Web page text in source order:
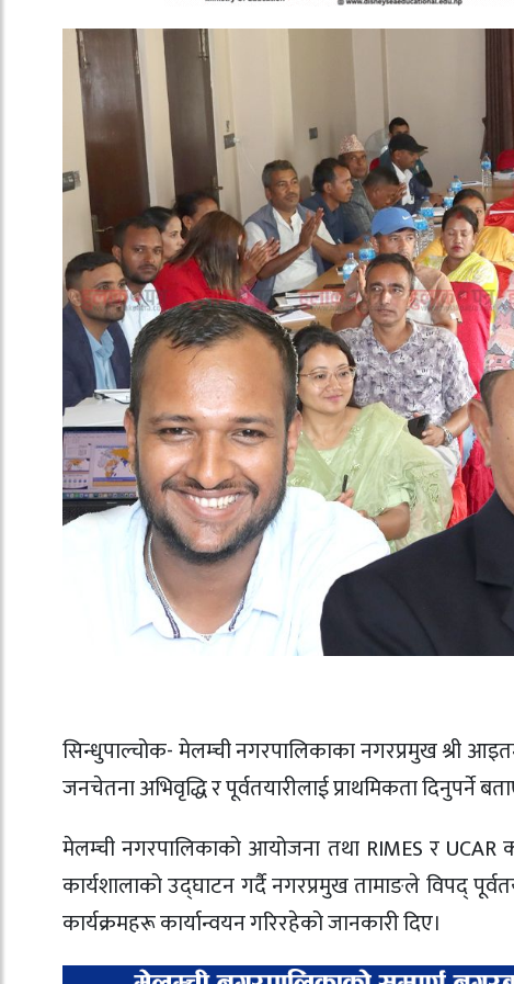
सिन्धुपाल्चोक- मेलम्ची नगरपालिकाका नगरप्रमुख श्री
जनचेतना अभिवृद्धि र पूर्वतयारीलाई प्राथमिकता दिनुपर्ने
मेलम्ची नगरपालिकाको आयोजना तथा RIMES र UCAR
कार्यशालाको उद्घाटन गर्दै नगरप्रमुख तामाङले विपद्
कार्यक्रमहरू कार्यान्वयन गरिरहेको जानकारी दिए।